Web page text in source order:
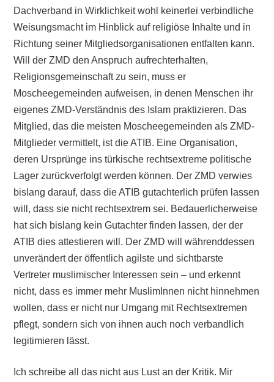
Dachverband in Wirklichkeit wohl keinerlei verbindliche
Weisungsmacht im Hinblick auf religiöse Inhalte und in
Richtung seiner Mitgliedsorganisationen entfalten kann.
Will der ZMD den Anspruch aufrechterhalten,
Religionsgemeinschaft zu sein, muss er
Moscheegemeinden aufweisen, in denen Menschen ihr
eigenes ZMD-Verständnis des Islam praktizieren. Das
Mitglied, das die meisten Moscheegemeinden als ZMD-
Mitglieder vermittelt, ist die ATIB. Eine Organisation,
deren Ursprünge ins türkische rechtsextreme politische
Lager zurückverfolgt werden können. Der ZMD verwies
bislang darauf, dass die ATIB gutachterlich prüfen lassen
will, dass sie nicht rechtsextrem sei. Bedauerlicherweise
hat sich bislang kein Gutachter finden lassen, der der
ATIB dies attestieren will. Der ZMD will währenddessen
unverändert der öffentlich agilste und sichtbarste
Vertreter muslimischer Interessen sein – und erkennt
nicht, dass es immer mehr MuslimInnen nicht hinnehmen
wollen, dass er nicht nur Umgang mit Rechtsextremen
pflegt, sondern sich von ihnen auch noch verbandlich
legitimieren lässt.
Ich schreibe all das nicht aus Lust an der Kritik. Mir